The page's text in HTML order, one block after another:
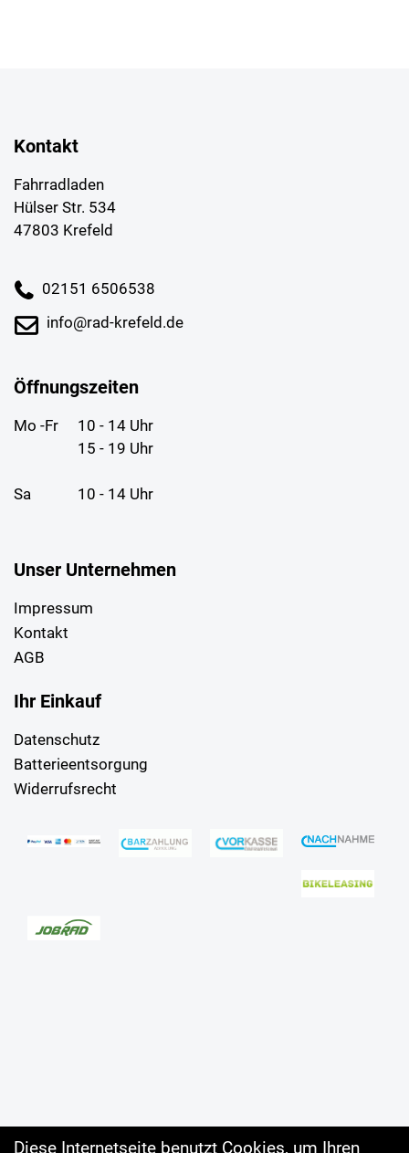
Kontakt
Fahrradladen
Hülser Str. 534
47803 Krefeld
02151 6506538
info@rad-krefeld.de
Öffnungszeiten
Mo -Fr
10 - 14 Uhr
15 - 19 Uhr
Sa 10 - 14 Uhr
Unser Unternehmen
Impressum
Kontakt
AGB
Ihr Einkauf
Datenschutz
Batterieentsorgung
Widerrufsrecht
Diese Internetseite benutzt Cookies, um Ihren